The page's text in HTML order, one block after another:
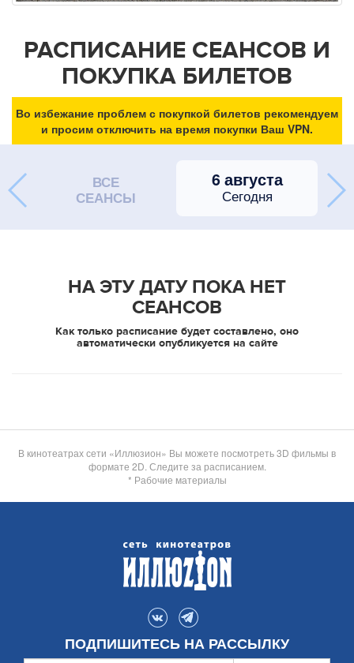
РАСПИСАНИЕ СЕАНСОВ И
ПОКУПКА БИЛЕТОВ
Во избежание проблем с покупкой билетов рекомендуем
и просим отключить на время покупки Ваш VPN.
ВСЕ
СЕАНСЫ
6 августа
Сегодня
НА ЭТУ ДАТУ ПОКА НЕТ
СЕАНСОВ
Как только расписание будет составлено, оно
автоматически опубликуется на сайте
В кинотеатрах сети «Иллюзион» Вы можете посмотреть 3D фильмы в
формате 2D. Следите за расписанием.
* Рабочие материалы
ПОДПИШИТЕСЬ НА РАССЫЛКУ